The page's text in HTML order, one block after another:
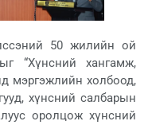
50 жилийн ой
“Хүнсний хангамж,
мэргэжлийн холбоод,
хүнсний салбарын
оролцож хүнсний